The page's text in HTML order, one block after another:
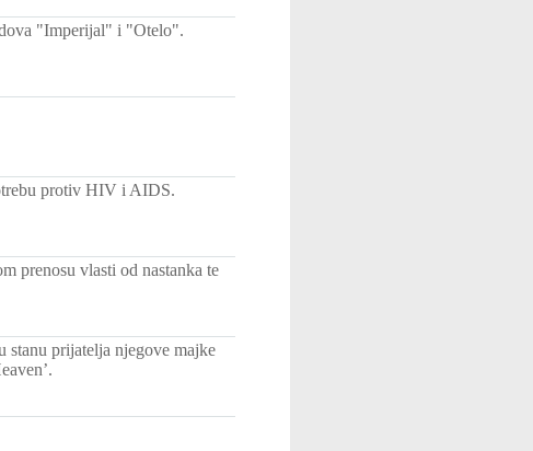
"Imperijal" i "Otelo".
protiv HIV i AIDS.
prenosu vlasti od nastanka te
stanu prijatelja njegove majke